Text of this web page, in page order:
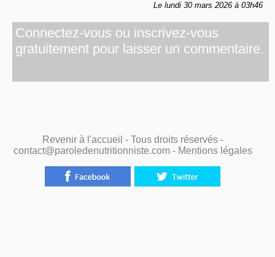
Le lundi 30 mars 2026 à 03h46
Connectez-vous ou inscrivez-vous
gratuitement pour laisser un commentaire.
Revenir à l'accueil - Tous droits réservés -
contact@paroledenutritionniste.com - Mentions légales